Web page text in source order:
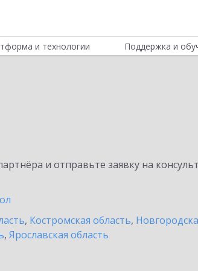
и технологии Поддержка и
и отправьте заявку на
, Костромская область,
, Ярославская область